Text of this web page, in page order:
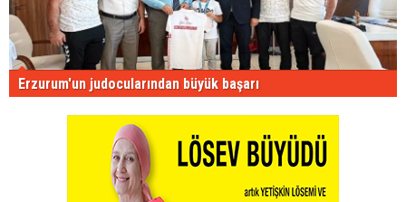
Erzurum'un judocularından büyük başarı